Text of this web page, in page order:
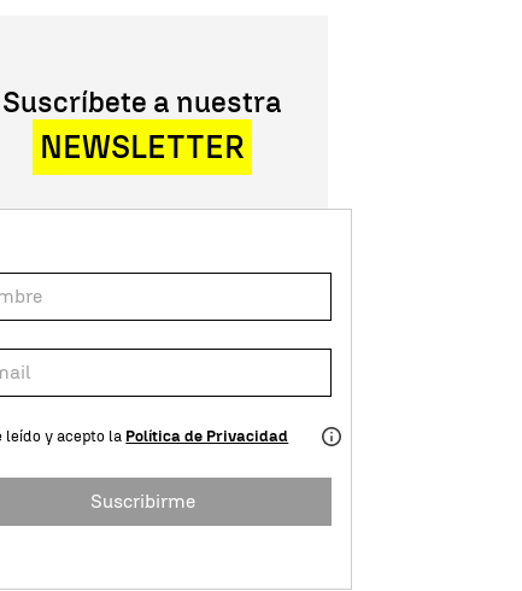
Suscríbete a nuestra
NEWSLETTER
leído y acepto la Política de Privacidad
Suscribirme